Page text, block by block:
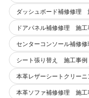
ダッシュボード補修修理
ドアパネル補修修理 施工
センターコンソール補修
シート張り替え 施工事例
本革レザーシートクリー
本革ソファ補修修理 施工